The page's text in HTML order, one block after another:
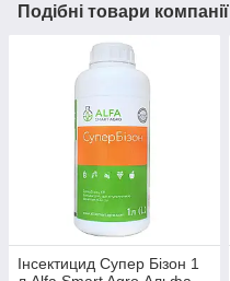
Подібні товари компанії
Інсектицид Супер Бізон 1